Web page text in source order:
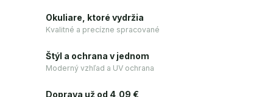
Okuliare, ktoré vydržia
Kvalitné a precízne spracované
Štýl a ochrana v jednom
Moderný vzhľad a UV ochrana
Doprava už od 4,09 €